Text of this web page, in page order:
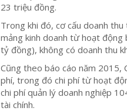
23 triệu đồng.
Trong khi đó, cơ cấu doanh
mảng kinh doanh từ hoạt
tỷ đồng), không có doanh thu
Cũng theo báo cáo năm 2015,
phí, trong đó chi phí từ hoạt
chi phí quản lý doanh nghiệp
tài chính.